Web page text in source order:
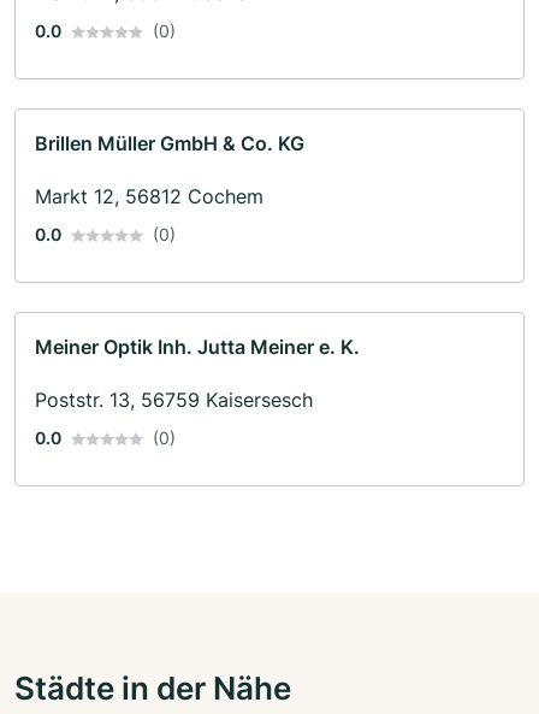
0.0 (0)
Brillen Müller GmbH & Co. KG
Markt 12, 56812 Cochem
0.0 (0)
Meiner Optik Inh. Jutta Meiner e. K.
Poststr. 13, 56759 Kaisersesch
0.0 (0)
Städte in der Nähe